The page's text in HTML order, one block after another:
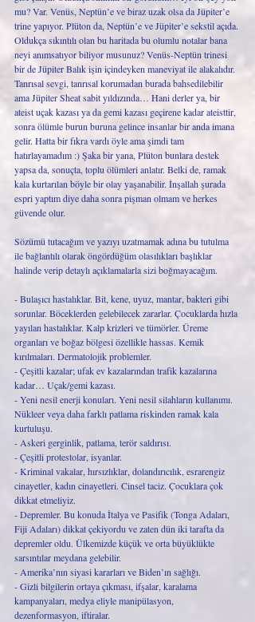
mu? Var. Venüs, Neptün’e ve biraz uzak olsa da Jüpiter’e
trine yapıyor. Plüton da, Neptün’e ve Jüpiter’e sekstil açıda.
Oldukça sıkıntılı olan bu haritada bu olumlu notalar bana
neyi anımsatıyor biliyor musunuz? Venüs-Neptün trinesi
bir de Jüpiter Balık işin içindeyken maneviyat ile alakalıdır.
Tanrısal sevgi, tanrısal korumadan burada bahsedilebilir
ama Jüpiter Sheat sabit yıldızında… Hani derler ya, bir
ateist uçak kazası ya da gemi kazası geçirene kadar ateisttir,
sonra ölümle burun buruna gelince insanlar bir anda imana
gelir. Hatta bir fıkra vardı öyle ama şimdi tam
hatırlayamadım :) Şaka bir yana, Plüton bunlara destek
yapsa da, sonuçta, toplu ölümleri anlatır. Belki de, ramak
kala kurtarılan böyle bir olay yaşanabilir. İnşallah şurada
espri yaptım diye daha sonra pişman olmam ve herkes
güvende olur.
Sözümü tutacağım ve yazıyı uzatmamak adına bu tutulma
ile bağlantılı olarak öngördüğüm olasılıkları başlıklar
halinde verip detaylı açıklamalarla sizi boğmayacağım.
- Bulaşıcı hastalıklar. Bit, kene, uyuz, mantar, bakteri gibi
sorunlar. Böceklerden gelebilecek zararlar. Çocuklarda hızla
yayılan hastalıklar. Kalp krizleri ve tümörler. Üreme
organları ve boğaz bölgesi özellikle hassas. Kemik
kırılmaları. Dermatolojik problemler.
- Çeşitli kazalar; ufak ev kazalarından trafik kazalarına
kadar… Uçak/gemi kazası.
- Yeni nesil enerji konuları. Yeni nesil silahların kullanımı.
Nükleer veya daha farklı patlama riskinden ramak kala
kurtuluşu.
- Askeri gerginlik, patlama, terör saldırısı.
- Çeşitli protestolar, isyanlar.
- Kriminal vakalar, hırsızlıklar, dolandırıcılık, esrarengiz
cinayetler, kadın cinayetleri. Cinsel taciz. Çocuklara çok
dikkat etmeliyiz.
- Depremler. Bu konuda İtalya ve Pasifik (Tonga Adaları,
Fiji Adaları) dikkat çekiyordu ve zaten dün iki tarafta da
depremler oldu. Ülkemizde küçük ve orta büyüklükte
sarsıntılar meydana gelebilir.
- Amerika’nın siyasi kararları ve Biden’ın sağlığı.
- Gizli bilgilerin ortaya çıkması, ifşalar, karalama
kampanyaları, medya eliyle manipülasyon,
dezenformasyon, iftiralar.